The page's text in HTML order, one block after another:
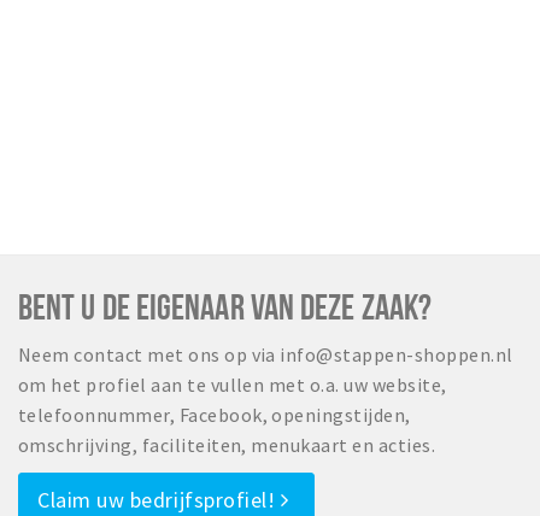
BENT U DE EIGENAAR VAN DEZE ZAAK?
Neem contact met ons op via info@stappen-shoppen.nl
om het profiel aan te vullen met o.a. uw website,
telefoonnummer, Facebook, openingstijden,
omschrijving, faciliteiten, menukaart en acties.
Claim uw bedrijfsprofiel!